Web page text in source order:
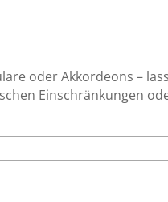
oder Akkordeons –
Einschränkungen